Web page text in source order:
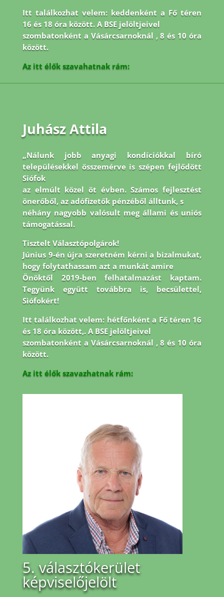
Itt találkozhat velem: keddenként a Fő téren
16 és 18 óra között. A BSE jelöltjeivel
szombatonként a Vásárcsarnoknál , 8 és 10 óra
között.
Az itt élők szavahatnak rám:
Juhász Attila
„Nálunk jobb anyagi kondíciókkal bíró
településekkel összemérve is szépen fejlődött
Siófok
az elmúlt közel öt évben. Számos fejlesztést
önerőből, az adófizetők pénzéből álltunk, s
néhány nagyobb valósult meg állami és uniós
támogatással.
Tisztelt Választópolgárok!
Június 9-én újra szeretném kérni a bizalmukat,
hogy folytathassam azt a munkát amire
Önöktől 2019-ben felhatalmazást kaptam.
Tegyünk együtt továbbra is, becsülettel,
Siófokért!
Itt találkozhat velem: hétfőnként a Fő téren 16
és 18 óra között,. A BSE jelöltjeivel
szombatonként a Vásárcsarnoknál , 8 és 10 óra
között.
Az itt élők szavazhatnak rám:
5. választókerület
képviselőjelölt